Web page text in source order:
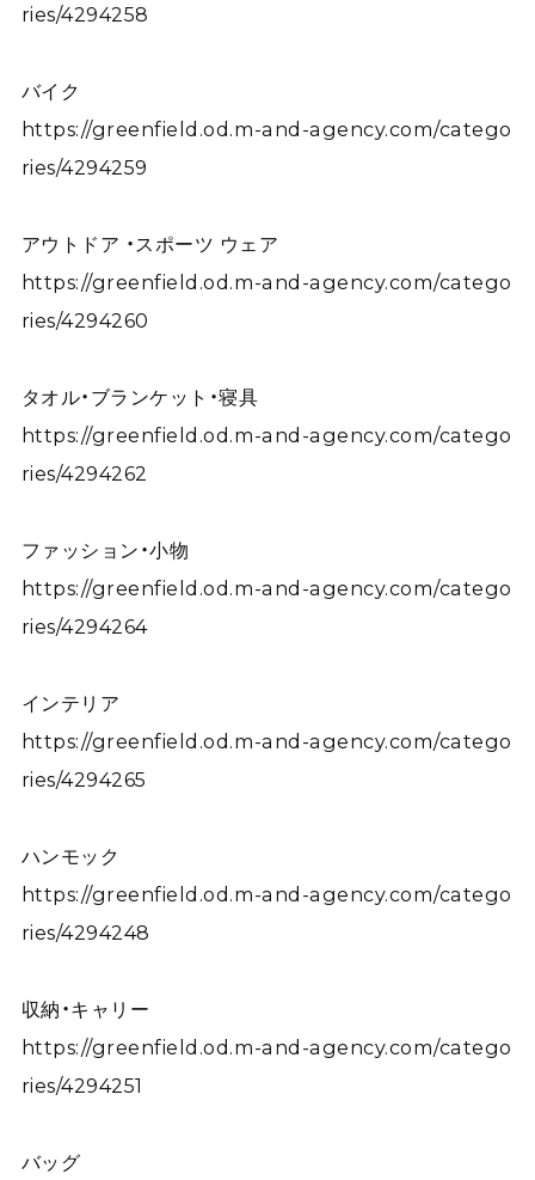
ries/4294258
バイク
https://greenfield.od.m-and-agency.com/catego
ries/4294259
アウトドア ・スポーツ ウェア
https://greenfield.od.m-and-agency.com/catego
ries/4294260
タオル・ブランケット・寝具
https://greenfield.od.m-and-agency.com/catego
ries/4294262
ファッション・小物
https://greenfield.od.m-and-agency.com/catego
ries/4294264
インテリア
https://greenfield.od.m-and-agency.com/catego
ries/4294265
ハンモック
https://greenfield.od.m-and-agency.com/catego
ries/4294248
収納・キャリー
https://greenfield.od.m-and-agency.com/catego
ries/4294251
バッグ